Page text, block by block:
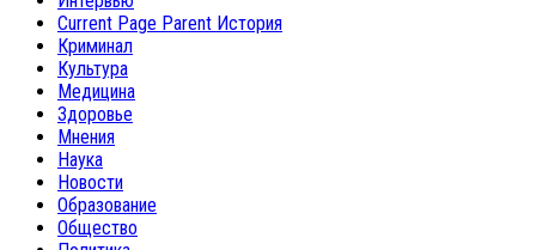
Current Page Parent История
Криминал
Культура
Медицина
Здоровье
Мнения
Наука
Новости
Образование
Общество